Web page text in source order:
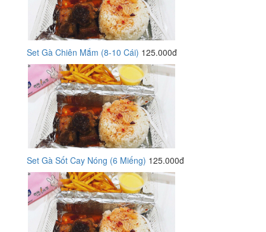
Set Gà Chiên Mắm (8-10 Cái) 125.000đ
Set Gà Sốt Cay Nóng (6 Miếng) 125.000đ